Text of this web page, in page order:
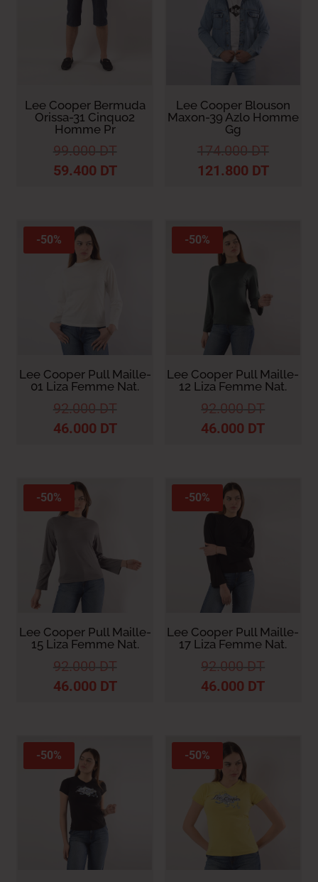
Lee Cooper Bermuda
Orissa-31 Cinquo2
Homme Pr
99.000 DT
59.400 DT
Lee Cooper Blouson
Maxon-39 Azlo Homme
Gg
174.000 DT
121.800 DT
-50%
Lee Cooper Pull Maille-
01 Liza Femme Nat.
92.000 DT
46.000 DT
-50%
Lee Cooper Pull Maille-
12 Liza Femme Nat.
92.000 DT
46.000 DT
-50%
Lee Cooper Pull Maille-
15 Liza Femme Nat.
92.000 DT
46.000 DT
-50%
Lee Cooper Pull Maille-
17 Liza Femme Nat.
92.000 DT
46.000 DT
-50% -50%